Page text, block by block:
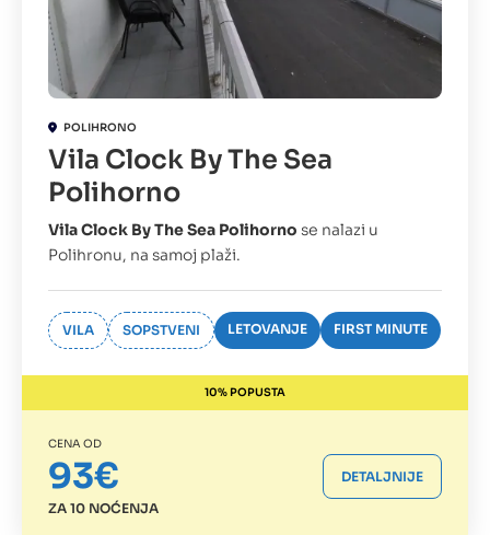
POLIHRONO
Vila Clock By The Sea
Polihorno
Vila Clock By The Sea Polihorno se nalazi u
Polihronu, na samoj plaži.
VILA SOPSTVENI LETOVANJE FIRST MINUTE
10% POPUSTA
CENA OD
93€
ZA 10 NOĆENJA
DETALJNIJE